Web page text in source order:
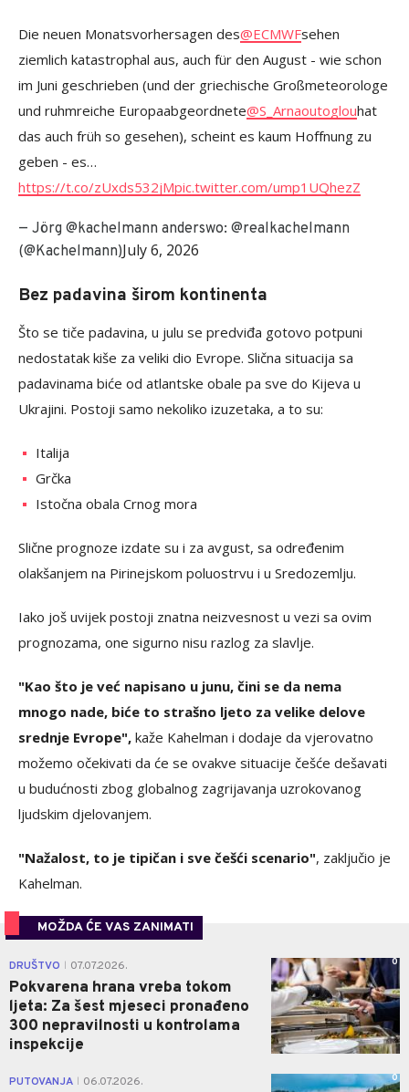
Die neuen Monatsvorhersagen des@ECMWFsehen
ziemlich katastrophal aus, auch für den August - wie schon
im Juni geschrieben (und der griechische Großmeteorologe
und ruhmreiche Europaabgeordnete@S_Arnaoutoglouhat
das auch früh so gesehen), scheint es kaum Hoffnung zu
geben - es…
https://t.co/zUxds532jMpic.twitter.com/ump1UQhezZ
— Jörg @kachelmann anderswo: @realkachelmann
(@Kachelmann)July 6, 2026
Bez padavina širom kontinenta
Što se tiče padavina, u julu se predviđa gotovo potpuni
nedostatak kiše za veliki dio Evrope. Slična situacija sa
padavinama biće od atlantske obale pa sve do Kijeva u
Ukrajini. Postoji samo nekoliko izuzetaka, a to su:
Italija
Grčka
Istočna obala Crnog mora
Slične prognoze izdate su i za avgust, sa određenim
olakšanjem na Pirinejskom poluostrvu i u Sredozemlju.
Iako još uvijek postoji znatna neizvesnost u vezi sa ovim
prognozama, one sigurno nisu razlog za slavlje.
"Kao što je već napisano u junu, čini se da nema
mnogo nade, biće to strašno ljeto za velike delove
srednje Evrope", kaže Kahelman i dodaje da vjerovatno
možemo očekivati da će se ovakve situacije češće dešavati
u budućnosti zbog globalnog zagrijavanja uzrokovanog
ljudskim djelovanjem.
"Nažalost, to je tipičan i sve češći scenario", zaključio je
Kahelman.
MOŽDA ĆE VAS ZANIMATI
DRUŠTVO 07.07.2026.
Pokvarena hrana vreba tokom
ljeta: Za šest mjeseci pronađeno
300 nepravilnosti u kontrolama
inspekcije
0
PUTOVANJA 06.07.2026. 0